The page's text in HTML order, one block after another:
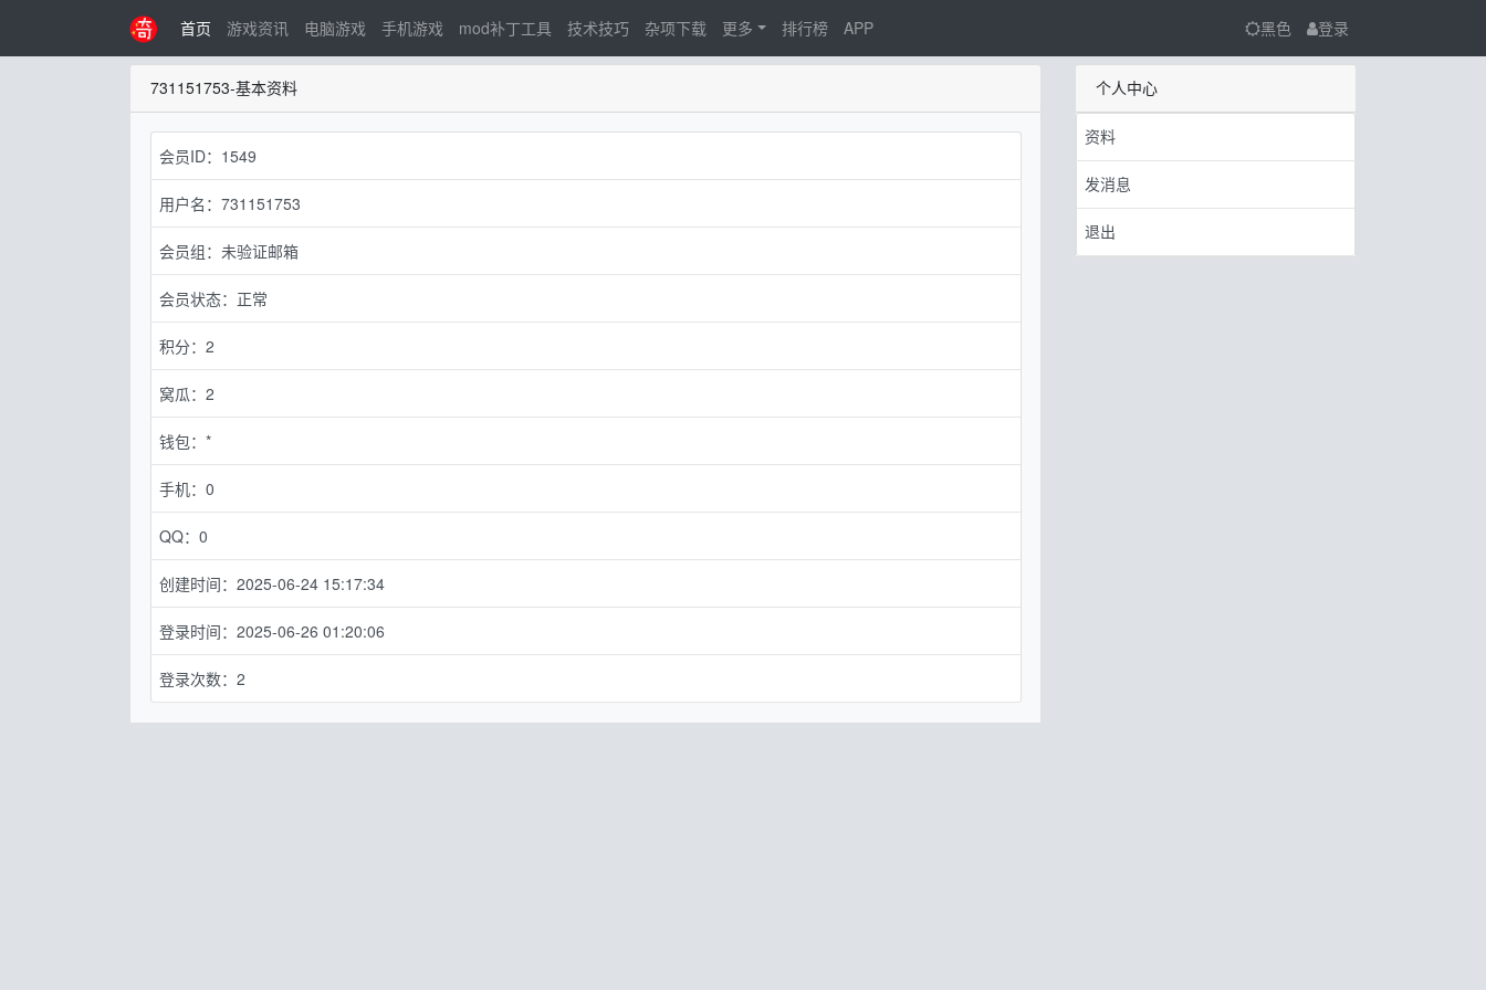
首页 游戏资讯 电脑游戏 手机游戏 mod补丁工具 技术技巧 杂项下载 更多 排行榜 APP 黑色 登录
731151753-基本资料
会员ID：1549
用户名：731151753
会员组：未验证邮箱
会员状态：正常
积分：2
窝瓜：2
钱包：*
手机：0
QQ：0
创建时间：2025-06-24 15:17:34
登录时间：2025-06-26 01:20:06
登录次数：2
个人中心
资料
发消息
退出